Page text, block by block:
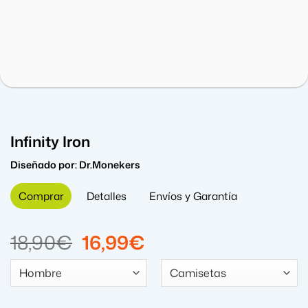
Infinity Iron
Diseñado por:Dr.Monekers
Comprar Detalles Envíos y Garantía
18,90€ El
precio
original
16,99€
precio
actual